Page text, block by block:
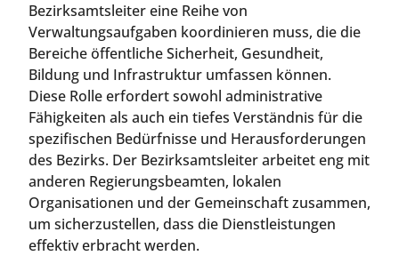
Bezirksamtsleiter eine Reihe von
Verwaltungsaufgaben koordinieren muss, die die
Bereiche öffentliche Sicherheit, Gesundheit,
Bildung und Infrastruktur umfassen können.
Diese Rolle erfordert sowohl administrative
Fähigkeiten als auch ein tiefes Verständnis für die
spezifischen Bedürfnisse und Herausforderungen
des Bezirks. Der Bezirksamtsleiter arbeitet eng mit
anderen Regierungsbeamten, lokalen
Organisationen und der Gemeinschaft zusammen,
um sicherzustellen, dass die Dienstleistungen
effektiv erbracht werden.